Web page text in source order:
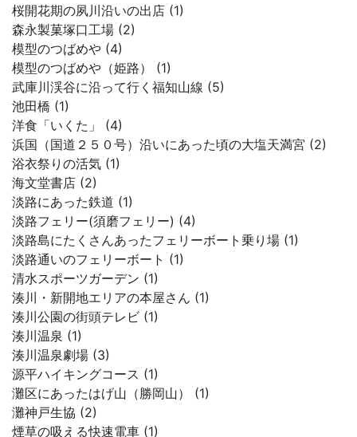
桜開花期の夙川沿いの出店 (1)
森永製菓塚口工場 (2)
模型のつばめや (4)
模型のつばめや（姫路） (1)
武庫川渓谷に沿って行く福知山線 (5)
池田橋 (1)
洋食「いくた」 (4)
浜国（国道２５０号）沿いにあった頃の大塩天満宮 (2)
浴衣祭りの活気 (1)
海文堂書店 (2)
淡路にあった鉄道 (1)
淡路フェリー(須磨フェリー) (4)
淡路島にたくさんあったフェリーボート乗り場 (1)
淡路通いのフェリーボート (1)
清水スポーツガーデン (1)
湊川・新開地エリアの本屋さん (1)
湊川公園の街頭テレビ (1)
湊川温泉 (1)
湊川温泉劇場 (3)
源平ハイキングコース (1)
灘区にあったはげ山（勝岡山） (1)
灘神戸生協 (2)
煙草の吸える快速電車 (1)